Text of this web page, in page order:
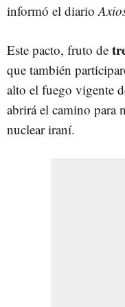
informó el diario
Este pacto, fruto de
que también
alto el fuego vigente
abrirá el camino para
nuclear iraní.